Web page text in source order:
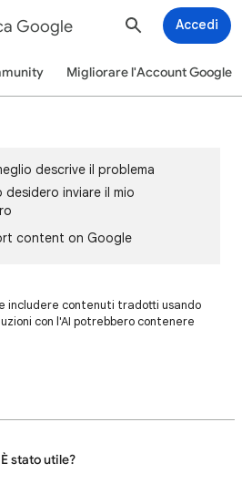
Google Accedi
Migliorare l'Account Google
descrive il problema
desidero inviare il mio
content on Google
includere contenuti tradotti usando
con l'AI potrebbero contenere
È stato utile?